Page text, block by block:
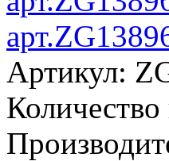
Артикул:
Количество